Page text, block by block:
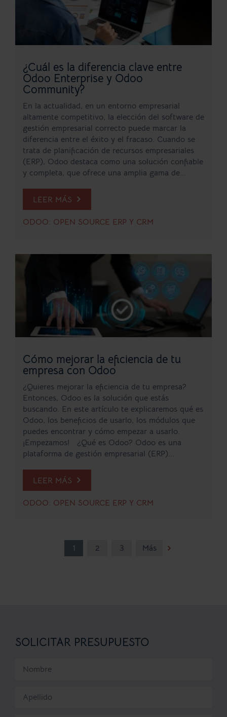
¿Cuál es la diferencia clave entre
Odoo Enterprise y Odoo
Community?
En la actualidad, en un entorno empresarial
altamente competitivo, la elección del software de
gestión empresarial correcto puede marcar la
diferencia entre el éxito y el fracaso. Cuando se
trata de planificación de recursos empresariales
(ERP), Odoo destaca como una solución confiable
y completa, que ofrece una amplia gama de...
LEER MÁS
ODOO: OPEN SOURCE ERP Y CRM
Cómo mejorar la eficiencia de tu
empresa con Odoo
¿Quieres mejorar la eficiencia de tu empresa?
Entonces, Odoo es la solución que estás
buscando. En este artículo te explicaremos qué es
Odoo, los beneficios de usarlo, los módulos que
puedes encontrar y cómo empezar a usarlo.
¡Empezamos! ¿Qué es Odoo? Odoo es una
plataforma de gestión empresarial (ERP)...
LEER MÁS
ODOO: OPEN SOURCE ERP Y CRM
1 2 3 Más
SOLICITAR PRESUPUESTO